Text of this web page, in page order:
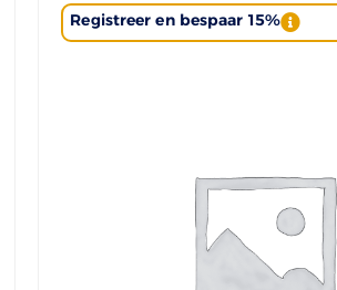
Registreer en bespaar 15%